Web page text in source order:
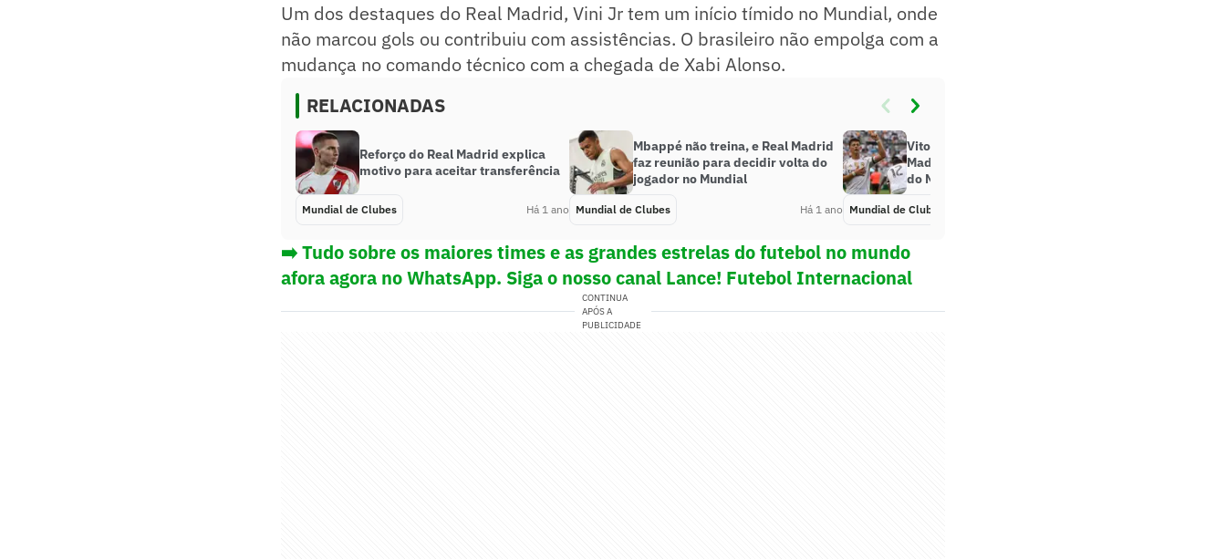
Um dos destaques do Real Madrid, Vini Jr tem um início tímido no Mundial, onde
não marcou gols ou contribuiu com assistências. O brasileiro não empolga com a
mudança no comando técnico com a chegada de Xabi Alonso.
RELACIONADAS
Reforço do Real Madrid explica
motivo para aceitar transferência
Mundial de Clubes Há 1 ano
Mbappé não treina, e Real Madrid
faz reunião para decidir volta do
jogador no Mundial
Mundial de Clubes Há 1 ano
Vitor Pereira elogia joia do Real
Madrid e compara: ‘Vejo no lugar
do Modric’
Mundial de Clubes
➡️ Tudo sobre os maiores times e as grandes estrelas do futebol no mundo
afora agora no WhatsApp. Siga o nosso canal Lance! Futebol Internacional
CONTINUA
APÓS A
PUBLICIDADE